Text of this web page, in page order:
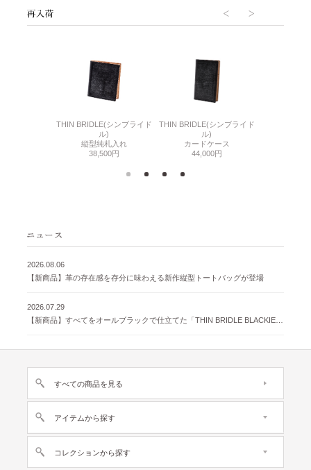
THIN BRIDLE(シンブライド
ル)
縦型純札入れ
38,500円
THIN BRIDLE(シンブライド
ル)
カードケース
44,000円
2026.08.06
【新商品】革の存在感を存分に味わえる新作縦型トートバッグが登場
2026.07.29
すべての商品を見る
アイテムから探す
コレクションから探す